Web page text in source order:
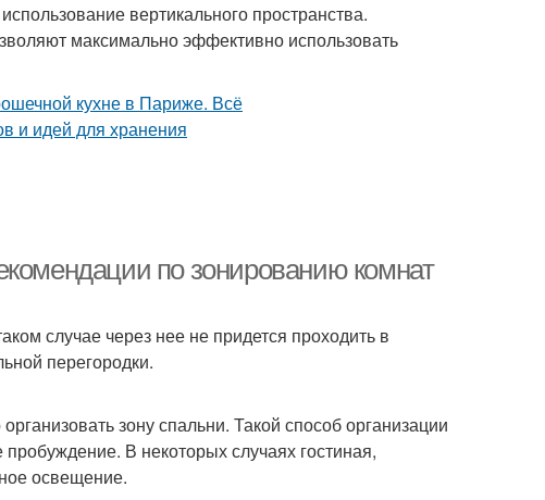
вертикального пространства.
максимально эффективно использовать
по зонированию комнат
случае через нее не придется проходить в
перегородки.
зону спальни. Такой способ организации
В некоторых случаях гостиная,
освещение.